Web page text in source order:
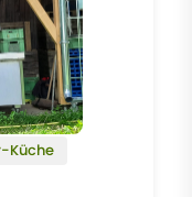
Küche